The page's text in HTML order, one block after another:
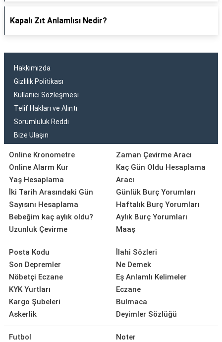
Kapalı Zıt Anlamlısı Nedir?
Hakkımızda
Gizlilik Politikası
Kullanıcı Sözleşmesi
Telif Hakları ve Alıntı
Sorumluluk Reddi
Bize Ulaşın
Online Kronometre
Online Alarm Kur
Yaş Hesaplama
İki Tarih Arasındaki Gün
Sayısını Hesaplama
Bebeğim kaç aylık oldu?
Uzunluk Çevirme
Zaman Çevirme Aracı
Kaç Gün Oldu Hesaplama
Aracı
Günlük Burç Yorumları
Haftalık Burç Yorumları
Aylık Burç Yorumları
Maaş
Posta Kodu
Son Depremler
Nöbetçi Eczane
KYK Yurtları
Kargo Şubeleri
Askerlik
İlahi Sözleri
Ne Demek
Eş Anlamlı Kelimeler
Eczane
Bulmaca
Deyimler Sözlüğü
Futbol
Noter